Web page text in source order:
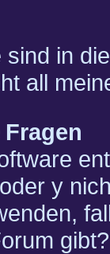
in
all
y
gibt?